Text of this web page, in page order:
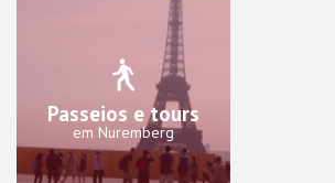
Passeios e tours
em Nuremberg